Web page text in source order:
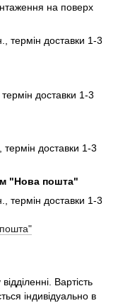
на поверх
термін доставки 1-3
термін доставки 1-3
термін доставки 1-3
"Нова пошта"
термін доставки 1-3
Вартість
індивідуально в